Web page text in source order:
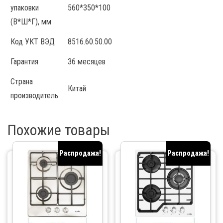
упаковки
(В*Ш*Г), мм
560*350*100
Код УКТ ВЭД 8516.60.50.00
Гарантия 36 месяцев
Страна
производитель
Китай
Похожие товары
Распродажа! Распродажа!